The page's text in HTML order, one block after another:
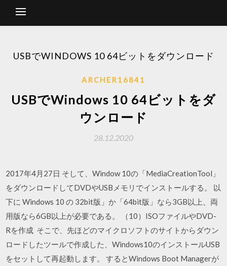
USBでWINDOWS 10 64ビットをダウンロード
ARCHER16841
USBでWindows 10 64ビットをダ
ウンロード
28.12.2020
2017年4月27日 そして、Window 10の「MediaCreationTool」
をダウンロードしてDVDやUSBメモリでインストールする。 以
下に Windows 10 の 32bit版」か「64bit版」なら3GB以上、両
用版なら6GB以上が必要である。 （10）ISOファイルやDVD-
Rを作成 そこで、先ほどのマイクロソフトのサイトからダウン
ロードしたツールで作成した、Windows10のインストールUSB
をセットして再起動します。 するとWindows Boot Managerが